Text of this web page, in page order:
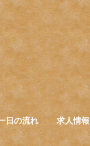
日の流れ 求人情報